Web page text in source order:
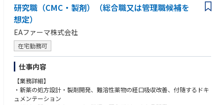
nt of delivery standards.
【Financial Management】
Manage budgets, resource utilization, profitability, and operational exp
enditures.
Optimize financial performance while maintaining quality and delivery c
ommitments.
Monitor and address cost overruns and implement efficiency initiatives.
ctivity.
【Commercial Growth】
研究職（CMC・製剤）（総合職又は管理職候補を
想定）
EAファーマ株式会社
在宅勤務可
仕事内容
【業務詳細】
・新薬の処方設計・製剤開発、難溶性薬物の経口吸収改善、付随するドキ
ュメンテーション